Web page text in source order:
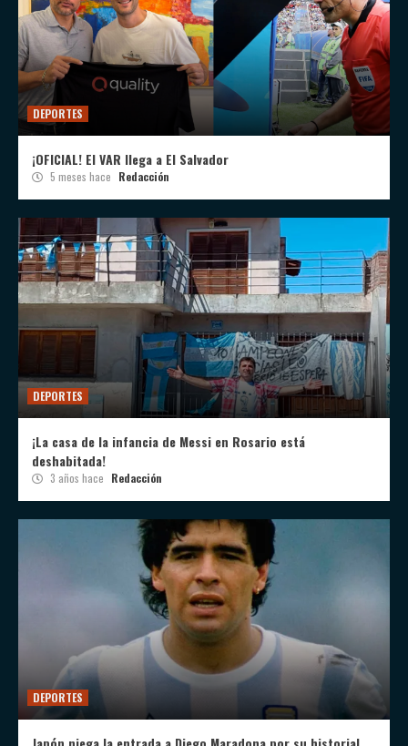
DEPORTES
¡OFICIAL! El VAR llega a El Salvador
5 meses hace Redacción
DEPORTES
¡La casa de la infancia de Messi en Rosario está
deshabitada!
3 años hace Redacción
DEPORTES